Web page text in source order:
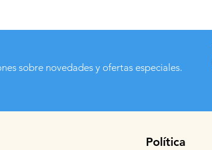
sobre novedades y ofertas especiales.
Política